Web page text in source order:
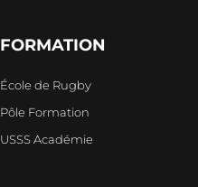
FORMATION
École de Rugby
Pôle Formation
USSS Académie